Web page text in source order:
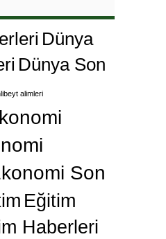
Dünya
Dünya Son
alimleri
Son
Eğitim
Haberleri